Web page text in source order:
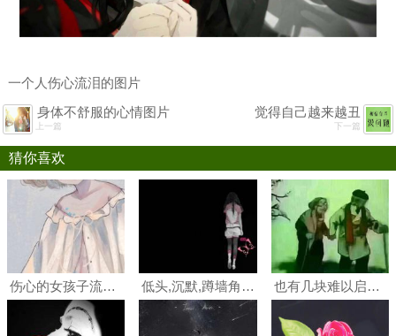
一个人伤心流泪的图片
身体不舒服的心情图片
上一篇
觉得自己越来越丑
下一篇
猜你喜欢
伤心的女孩子流眼泪图片手绘,让人看了就很心疼的那种. 低头,沉默,蹲墙角,数泪…心在说慌,泪在投降;谁能读懂#女生#非主流#伤感 也有几块难以启齿的暗伤 流不出眼泪的伤,心最疼